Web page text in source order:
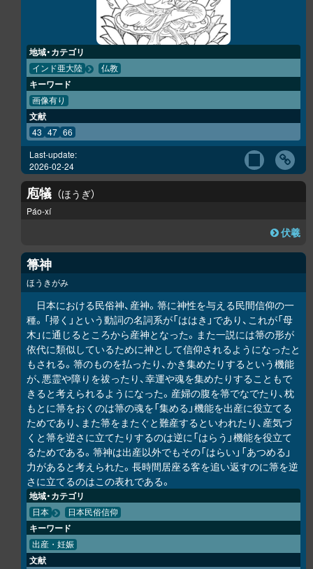
地域・カテゴリ
インド亜大陸 仏教
キーワード
画像有り
文献
43 47 66
Last-update:
2026-02-24
庖犠 ほうぎ
Páo-xí
伏羲
箒神
ほうきがみ
日本における民俗神、産神。箒に神性を与える民間信仰の一
種。「掃く」という動詞の名詞系が「ははき」であり、これが「母
木」に通じるところから産神となった。また一説には箒の形が
依代に類似しているために神として信仰されるようになったと
もされる。箒のものを払ったり、かき集めたりするという機能
が、悪霊や障りを祓ったり、幸運や魂を集めたりすることもで
きると考えられるようになった。産婦の腹を箒でなでたり、枕
もとに箒をおくのは箒の魂を「集める」機能を出産に役立てる
ためであり、また箒をまたぐと難産するといわれたり、産気づ
くと箒を逆さに立てたりするのは逆に「はらう」機能を役立て
るためである。箒神は出産以外でもその「はらい」「あつめる」
力があると考えられた。長時間居座る客を追い返すのに箒を逆
さに立てるのはこの表れである。
地域・カテゴリ
日本 日本民俗信仰
キーワード
出産・妊娠
文献